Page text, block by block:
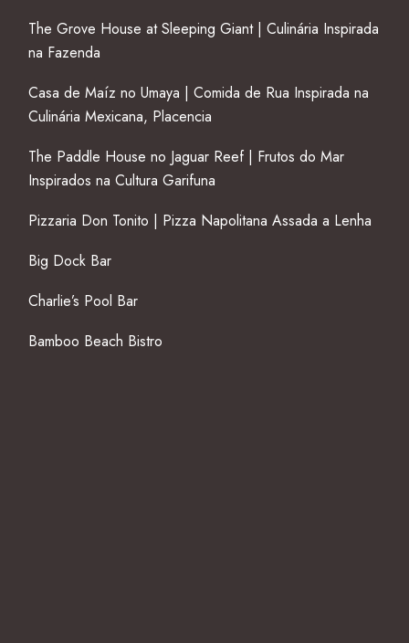
The Grove House at Sleeping Giant | Culinária Inspirada
na Fazenda
Casa de Maíz no Umaya | Comida de Rua Inspirada na
Culinária Mexicana, Placencia
The Paddle House no Jaguar Reef | Frutos do Mar
Inspirados na Cultura Garifuna
Pizzaria Don Tonito | Pizza Napolitana Assada a Lenha
Big Dock Bar
Charlie’s Pool Bar
Bamboo Beach Bistro